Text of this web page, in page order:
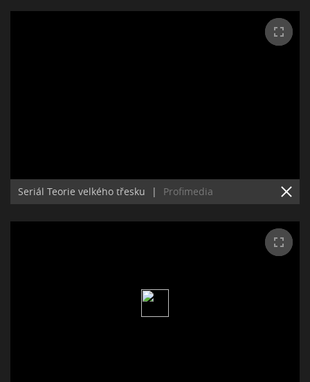
Seriál Teorie velkého třesku | Profimedia